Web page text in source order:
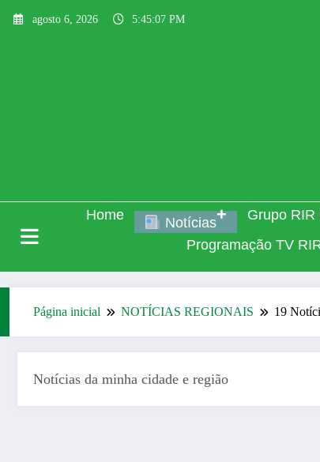
para
agosto 6, 2026 5:45:07 PM
Home
Notícias
Grupo RIR
Programação TV
Página inicial NOTÍCIAS REGIONAIS 19
Notícias da minha cidade e região